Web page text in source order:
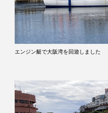
エンジン艇で大阪湾を回遊しました